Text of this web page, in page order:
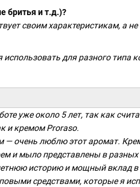
бритья и т.д.)?
своим характеристикам,
для разного типа
уже около 5 лет, так как
и кремом Proraso.
очень люблю этот аромат.
и мыло представлены в
историю и мощный вклад в
средствами, которые я